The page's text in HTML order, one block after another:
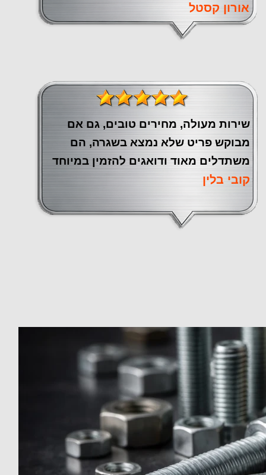
אורון קסטל
שירות מעולה, מחירים טובים, גם אם
מבוקש פריט שלא נמצא בשגרה, הם
משתדלים מאוד ודואגים להזמין במיוחד
קובי בלין